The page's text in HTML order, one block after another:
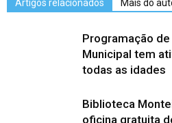
Artigos relacionados Mais do
Programação
Municipal tem
todas as idades
Biblioteca
oficina gratuita